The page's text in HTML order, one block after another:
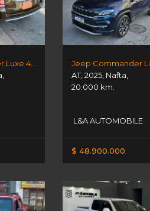
Renault Duster Luxe 4x4
AT,2025 Nafta
20.000 km.
L&A AUTOMOBILE
$ 48.900.000